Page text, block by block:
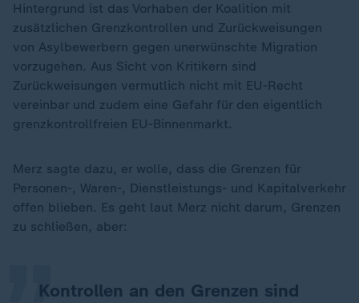
Hintergrund ist das Vorhaben der Koalition mit
zusätzlichen Grenzkontrollen und Zurückweisungen
von Asylbewerbern gegen unerwünschte Migration
vorzugehen. Aus Sicht von Kritikern sind
Zurückweisungen vermutlich nicht mit EU-Recht
vereinbar und zudem eine Gefahr für den eigentlich
grenzkontrollfreien EU-Binnenmarkt.
Merz sagte dazu, er wolle, dass die Grenzen für
Personen-, Waren-, Dienstleistungs- und Kapitalverkehr
offen blieben. Es geht laut Merz nicht darum, Grenzen
zu schließen, aber:
Kontrollen an den Grenzen sind
„